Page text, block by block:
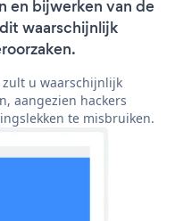
en bijwerken van de
waarschijnlijk
u waarschijnlijk
aangezien hackers
te misbruiken.